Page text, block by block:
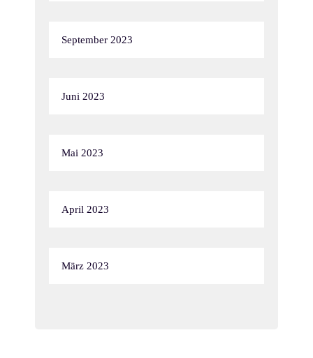
September 2023
Juni 2023
Mai 2023
April 2023
März 2023